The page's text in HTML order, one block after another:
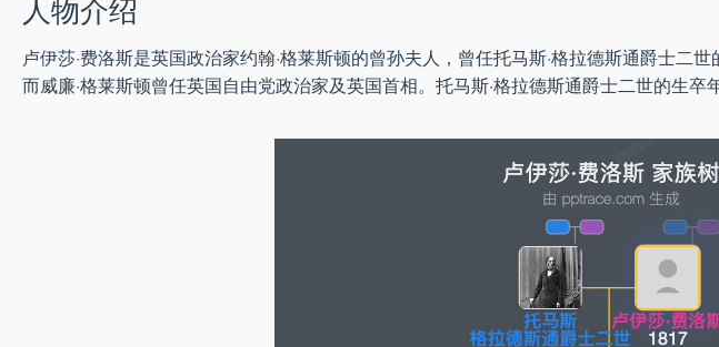
人物介绍
卢伊莎·费洛斯是英国政治家约翰·格莱斯顿的曾孙夫人，曾任托马斯·格拉德斯通爵士二
而威廉·格莱斯顿曾任英国自由党政治家及英国首相。托马斯·格拉德斯通爵士二世的生卒